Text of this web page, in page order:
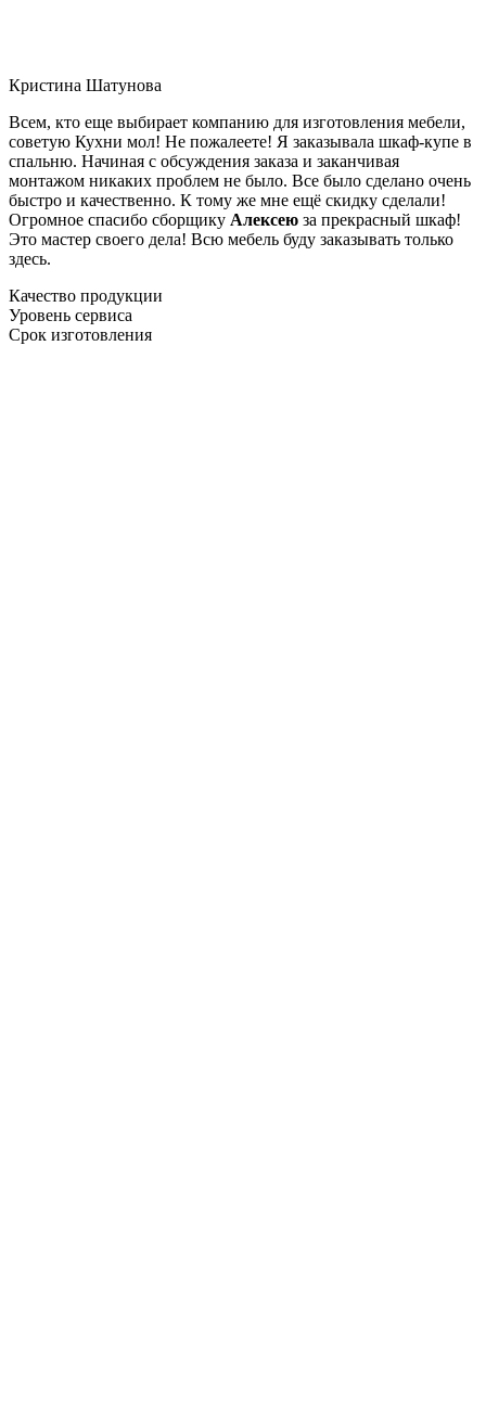
Кристина Шатунова
Всем, кто еще выбирает компанию для изготовления мебели,
советую Кухни мол! Не пожалеете! Я заказывала шкаф-купе в
спальню. Начиная с обсуждения заказа и заканчивая
монтажом никаких проблем не было. Все было сделано очень
быстро и качественно. К тому же мне ещё скидку сделали!
Огромное спасибо сборщику Алексею за прекрасный шкаф!
Это мастер своего дела! Всю мебель буду заказывать только
здесь.
Качество продукции
Уровень сервиса
Срок изготовления